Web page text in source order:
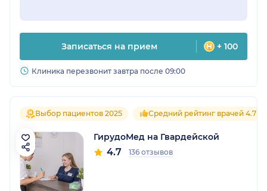
Записаться на прием + 100
Клиника перезвонит завтра после 09:00
Выбор пациентов 2025 Средний рейтинг врачей 4.7
ГирудоМед на Гвардейской
4.7 136 отзывов